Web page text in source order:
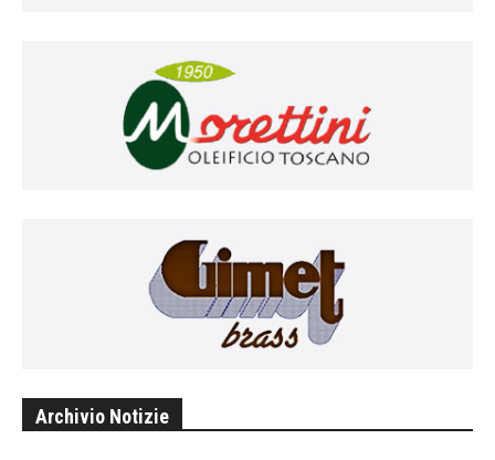
Archivio Notizie